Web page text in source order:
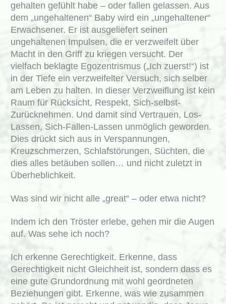
gehalten gefühlt habe – oder fallen gelassen. Aus
dem „ungehaltenen“ Baby wird ein „ungehaltener“
Erwachsener. Er ist ausgeliefert seinen
ungehaltenen Impulsen, die er verzweifelt über
Macht in den Griff zu kriegen versucht. Der
vielfach beklagte Egozentrismus („Ich zuerst!“) ist
in der Tiefe ein verzweifelter Versuch, sich selber
am Leben zu halten. In dieser Verzweiflung ist kein
Raum für Rücksicht, Respekt, Sich-selbst-
Zurücknehmen. Und damit sind Vertrauen, Los-
Lassen, Sich-Fallen-Lassen unmöglich geworden.
Dies drückt sich aus in Verspannungen,
Kreuzschmerzen, Schlafstörungen, Süchten, die
dies alles betäuben sollen… und nicht zuletzt in
Überheblichkeit.
Was sind wir nicht alle „great“ – oder etwa nicht?
Indem ich den Tröster erlebe, gehen mir die Augen
auf. Was sehe ich noch?
Ich erkenne Gerechtigkeit. Erkenne, dass
Gerechtigkeit nicht Gleichheit ist, sondern dass es
eine gute Grundordnung mit wohl geordneten
Beziehungen gibt. Erkenne, was wie zusammen